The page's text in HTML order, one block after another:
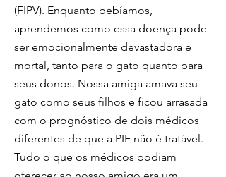
(FIPV). Enquanto bebíamos,
aprendemos como essa doença pode
ser emocionalmente devastadora e
mortal, tanto para o gato quanto para
seus donos. Nossa amiga amava seu
gato como seus filhos e ficou arrasada
com o prognóstico de dois médicos
diferentes de que a PIF não é tratável.
Tudo o que os médicos podiam